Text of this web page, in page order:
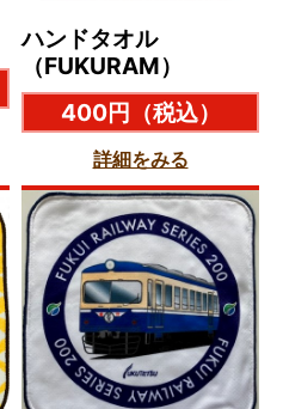
ハンドタオル
（FUKURAM）
400円 （税込）
詳細をみる